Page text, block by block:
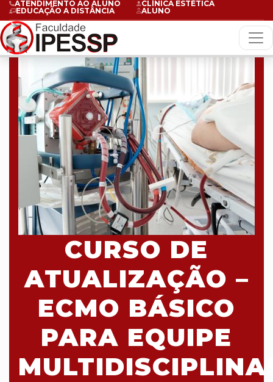
ATENDIMENTO AO ALUNO
CLÍNICA ESTÉTICA
EDUCAÇÃO A DISTÂNCIA
ALUNO
CURSO DE
ATUALIZAÇÃO –
ECMO BÁSICO
PARA EQUIPE